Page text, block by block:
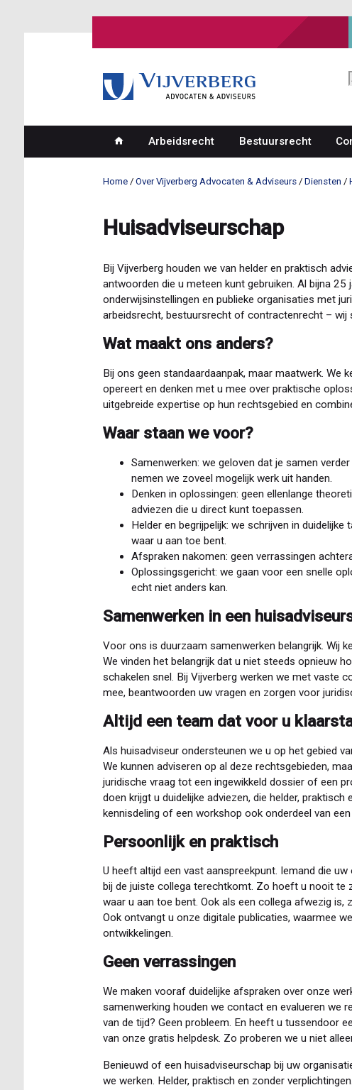
Hoofdnavigatie
Arbeidsrecht Bestuursrecht
Home Over Vijverberg Advocaten & Adviseurs Diensten
Huisadviseurschap
Bij Vijverberg houden we van helder en praktisch
antwoorden die u meteen kunt gebruiken. Al bijna 25
onderwijsinstellingen en publieke organisaties met
arbeidsrecht, bestuursrecht of contractenrecht – wij
Wat maakt ons anders?
Bij ons geen standaardaanpak, maar maatwerk. We
opereert en denken met u mee over praktische
uitgebreide expertise op hun rechtsgebied en
Waar staan we voor?
Samenwerken: we geloven dat je samen
nemen we zoveel mogelijk werk uit handen.
Denken in oplossingen: geen ellenlange
adviezen die u direct kunt toepassen.
Helder en begrijpelijk: we schrijven in
waar u aan toe bent.
Afspraken nakomen: geen verrassingen
Oplossingsgericht: we gaan voor een snelle
echt niet anders kan.
Samenwerken in een
Voor ons is duurzaam samenwerken belangrijk. Wij
We vinden het belangrijk dat u niet steeds opnieuw
schakelen snel. Bij Vijverberg werken we met vaste
mee, beantwoorden uw vragen en zorgen voor
Altijd een team dat voor u
Als huisadviseur ondersteunen we u op het gebied
We kunnen adviseren op al deze rechtsgebieden,
juridische vraag tot een ingewikkeld dossier of een
doen krijgt u duidelijke adviezen, die helder,
kennisdeling of een workshop ook onderdeel van
Persoonlijk en praktisch
U heeft altijd een vast aanspreekpunt. Iemand die
bij de juiste collega terechtkomt. Zo hoeft u nooit te
waar u aan toe bent. Ook als een collega afwezig
Ook ontvangt u onze digitale publicaties, waarmee
ontwikkelingen.
Geen verrassingen
We maken vooraf duidelijke afspraken over onze
samenwerking houden we contact en evalueren we
van de tijd? Geen probleem. En heeft u tussendoor
van onze gratis helpdesk. Zo proberen we u niet
Benieuwd of een huisadviseurschap bij uw
we werken. Helder, praktisch en zonder verplichtingen.